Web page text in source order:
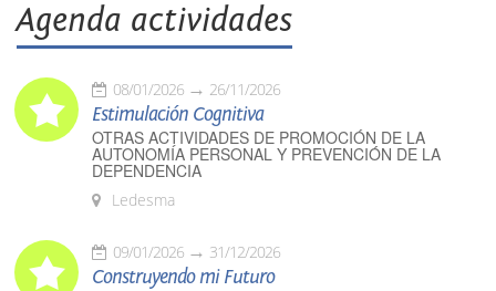
Agenda actividades
08/01/2026 26/11/2026
Estimulación Cognitiva
OTRAS ACTIVIDADES DE PROMOCIÓN DE LA
AUTONOMÍA PERSONAL Y PREVENCIÓN DE LA
DEPENDENCIA
Ledesma
09/01/2026 31/12/2026
Construyendo mi Futuro